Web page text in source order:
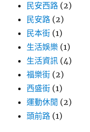
民安西路 (2)
民安路 (2)
民本街 (1)
生活娛樂 (1)
生活資訊 (4)
福樂街 (2)
西盛街 (1)
運動休閒 (2)
頭前路 (1)